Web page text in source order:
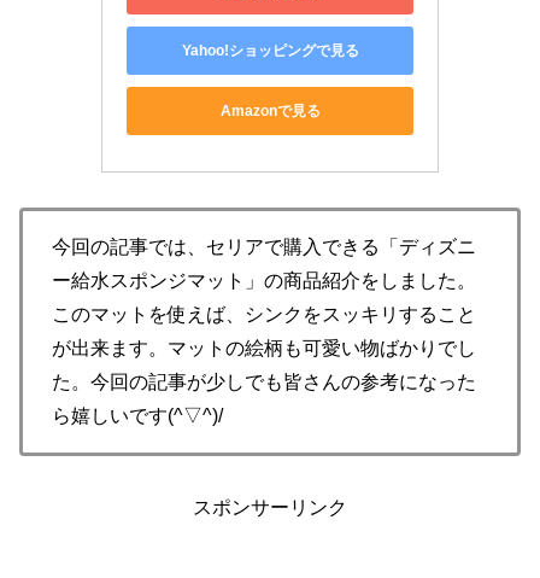
Yahoo!ショッピングで見る
Amazonで見る
今回の記事では、セリアで購入できる「ディズニ
ー給水スポンジマット」の商品紹介をしました。
このマットを使えば、シンクをスッキリすること
が出来ます。マットの絵柄も可愛い物ばかりでし
た。今回の記事が少しでも皆さんの参考になった
ら嬉しいです(^▽^)/
スポンサーリンク